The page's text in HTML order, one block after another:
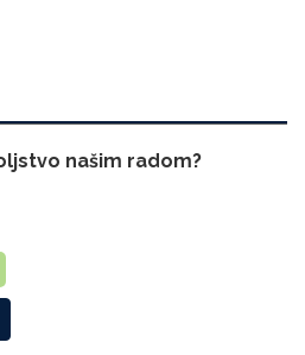
našim radom?